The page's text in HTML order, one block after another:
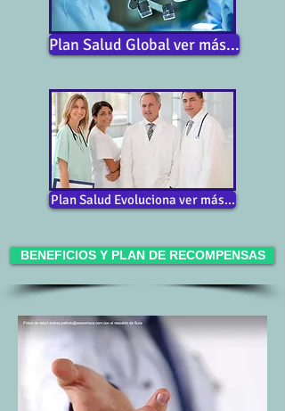
Plan Salud Global ver más...
Plan Salud Evoluciona ver más...
BENEFICIOS Y PLAN DE RECOMPENSAS